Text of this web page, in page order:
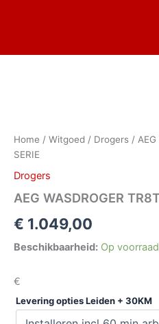
inhoud
Home / Witgoed / Drogers / AEG
SERIE
Drogers
AEG WASDROGER
€ 1.049,00
Beschikbaarheid: Op
€
Levering opties Leiden + 30KM
8000
SERIE
aantal